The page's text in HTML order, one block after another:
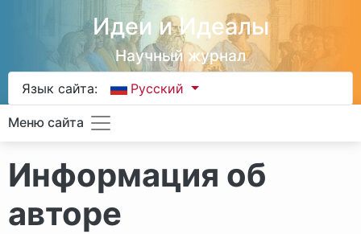
Идеи и Идеалы
Научный журнал
Язык сайта: Русский
Меню сайта
Информация об
авторе